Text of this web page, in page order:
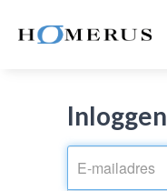
Inloggen